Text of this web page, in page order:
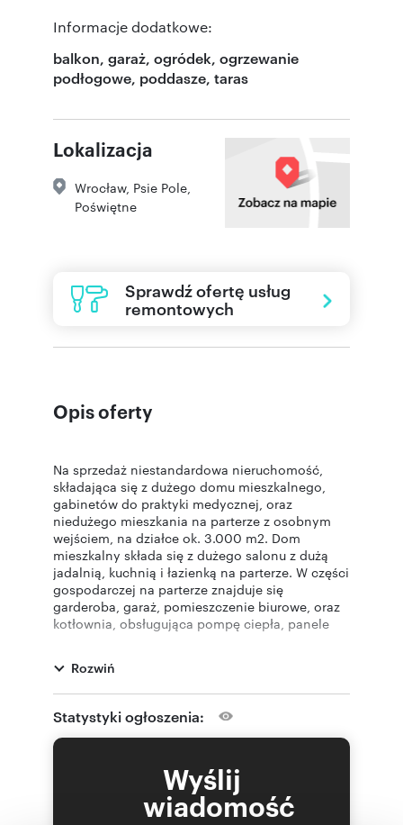
Informacje dodatkowe:
balkon, garaż, ogródek, ogrzewanie
podłogowe, poddasze, taras
Lokalizacja
Wrocław, Psie Pole
Poświętne
Sprawdź ofertę usług
remontowych
Opis oferty
Na sprzedaż niestandardowa nieruchomość,
składająca się z dużego domu mieszkalnego,
gabinetów do praktyki medycznej, oraz
niedużego mieszkania na parterze z osobnym
wejściem, na działce ok. 3.000 m2. Dom
mieszkalny składa się z dużego salonu z dużą
jadalnią, kuchnią i łazienką na parterze. W części
gospodarczej na parterze znajduje się
garderoba, garaż, pomieszczenie biurowe, oraz
kotłownia, obsługująca pompę ciepła, panele
sześć sypialni, sauna, dwie łazienki i duże
pomieszczenie gospodarcze. Na piętrze od
strony południowej, jest balkon, na który można
wyjść z kilku pokoi. Więźba dachowa pokryta
dachówką ceramiczną, na części której znajdują
drewniane mahoniowe. Część salonowa i
jadalniana jest wysoka, ( ok. 5m) sięgająca
połaci dachowej. W części gdzie prowadzona
Rozwiń
Statystyki ogłoszenia:
Wyślij
wiadomość